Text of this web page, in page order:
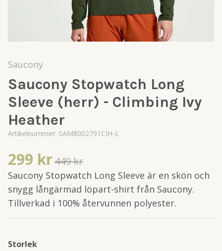
Saucony
Saucony Stopwatch Long
Sleeve (herr) - Climbing Ivy
Heather
Artikelnummer: SAM8002791CIH-L
299 kr449 kr
Saucony Stopwatch Long Sleeve är en skön och
snygg långärmad löpart-shirt från Saucony.
Tillverkad i 100% återvunnen polyester.
Storlek